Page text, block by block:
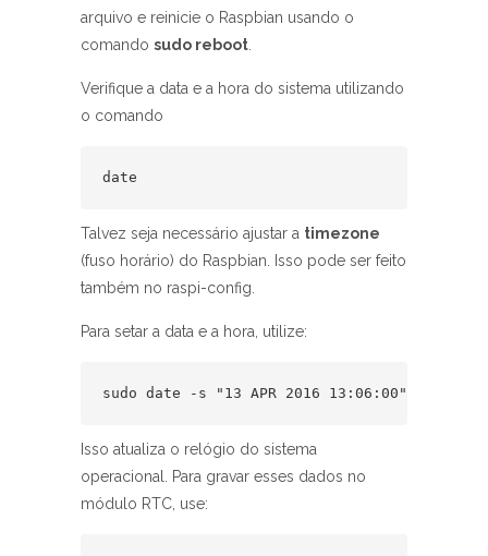
arquivo e reinicie o Raspbian usando o
comando sudo reboot
Verifique a data e a hora do sistema utilizando
o comando
date
Talvez seja necessário ajustar a timezone
(fuso horário) do Raspbian. Isso pode ser feito
também no raspi-config.
Para setar a data e a hora, utilize:
sudo date -s "13 APR 2016 13:06:00"
Isso atualiza o relógio do sistema
operacional. Para gravar esses dados no
módulo RTC, use: